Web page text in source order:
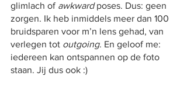
glimlach of awkward poses. Dus: geen
zorgen. Ik heb inmiddels meer dan 100
bruidsparen voor m’n lens gehad, van
verlegen tot outgoing. En geloof me:
iedereen kan ontspannen op de foto
staan. Jij dus ook :)